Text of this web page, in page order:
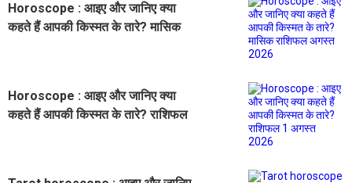
Horoscope : आइए और जानिए क्या
कहते हैं आपकी किस्मत के तारे? मासिक
Horoscope : आइए और जानिए क्या
कहते हैं आपकी किस्मत के तारे? राशिफल